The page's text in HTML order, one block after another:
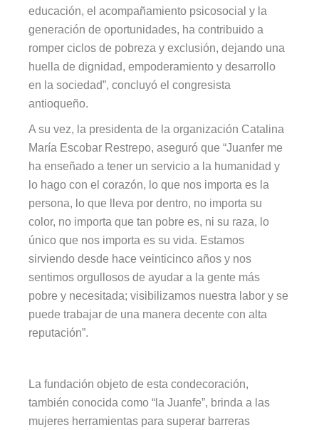
educación, el acompañamiento psicosocial y la
generación de oportunidades, ha contribuido a
romper ciclos de pobreza y exclusión, dejando una
huella de dignidad, empoderamiento y desarrollo
en la sociedad”, concluyó el congresista
antioqueño.
A su vez, la presidenta de la organización Catalina
María Escobar Restrepo, aseguró que “Juanfer me
ha enseñado a tener un servicio a la humanidad y
lo hago con el corazón, lo que nos importa es la
persona, lo que lleva por dentro, no importa su
color, no importa que tan pobre es, ni su raza, lo
único que nos importa es su vida. Estamos
sirviendo desde hace veinticinco años y nos
sentimos orgullosos de ayudar a la gente más
pobre y necesitada; visibilizamos nuestra labor y se
puede trabajar de una manera decente con alta
reputación”.
La fundación objeto de esta condecoración,
también conocida como “la Juanfe”, brinda a las
mujeres herramientas para superar barreras